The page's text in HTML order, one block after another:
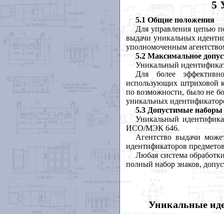
5
5.1 Общие положения
Для управления цепью
выдачи уникальных
уполномоченным
5.2 Максимальное
Уникальный
Для более
использующих штриховой
по возможности, было не
уникальных
5.3 Допустимые наборы
Уникальный
ИСО/МЭК 646.
Агентство выдачи
идентификаторов
Любая система
полный набор знаков,
Уникальные